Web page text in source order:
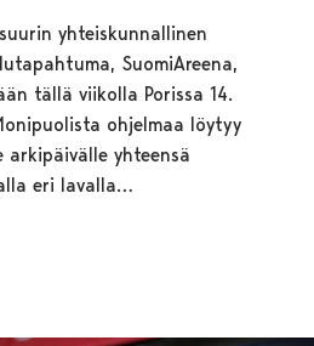
yhteiskunnallinen
SuomiAreena,
tällä viikolla Porissa 14.
ohjelmaa löytyy
arkipäivälle yhteensä
eri lavalla…